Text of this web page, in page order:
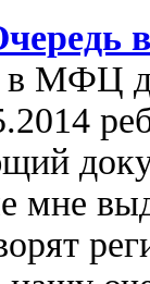
МФЦ
мне